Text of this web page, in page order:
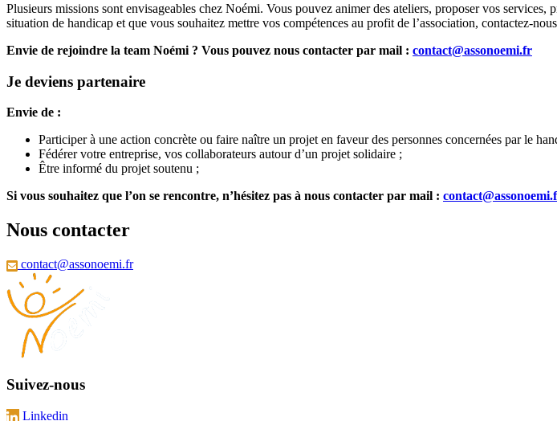
Plusieurs missions sont envisageables chez Noémi. Vous pouvez animer des ateliers, proposer vos services,
situation de handicap et que vous souhaitez mettre vos compétences au profit de l’association, contactez-
Envie de rejoindre la team Noémi ? Vous pouvez nous contacter par mail : contact@assonoemi.fr
Je deviens partenaire
Envie de :
Participer à une action concrète ou faire naître un projet en faveur des personnes concernées par le
Fédérer votre entreprise, vos collaborateurs autour d’un projet solidaire ;
Être informé du projet soutenu ;
Si vous souhaitez que l’on se rencontre, n’hésitez pas à nous contacter par mail :
Nous contacter
contact@assonoemi.fr
Suivez-nous
Linkedin